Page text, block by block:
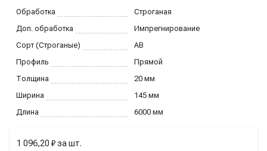
Обработка
Строганая
Доп. обработка
Импрегнирование
Сорт (Строганые)
AB
Профиль
Прямой
Толщина
20 мм
Ширина
145 мм
Длина
6000 мм
1 096,20 ₽за шт.